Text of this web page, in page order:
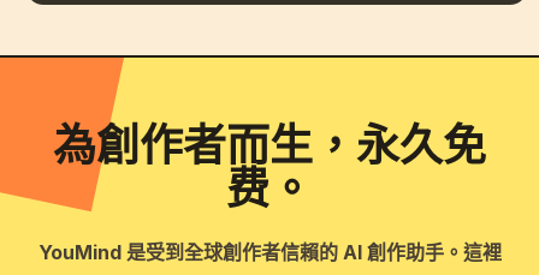
為創作者而生，永久免
费。
YouMind 是受到全球創作者信賴的 AI 創作助手。這裡